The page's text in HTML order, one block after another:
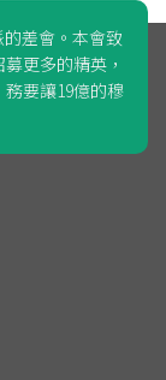
差會。本會致
更多的精英，
要讓19億的穆